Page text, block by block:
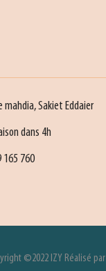
mahdia, Sakiet Eddaier
dans 4h
165 760
©2022 IZY Réalisé par